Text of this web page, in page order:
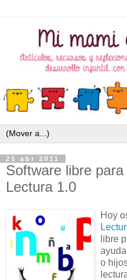
25 abr 2011
Software libre
Lectura 1.0
Hoy
libre
o